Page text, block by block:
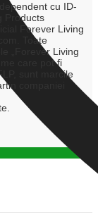
cu ID-
Products
Forever Living
Toate
„Forever Living
care pot fi
sunt marcile
companiei